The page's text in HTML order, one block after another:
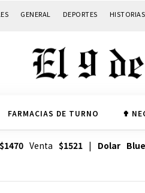
GENERAL DEPORTES
FARMACIAS DE TURNO ✟
$1470Venta $1521| Dolar Blue